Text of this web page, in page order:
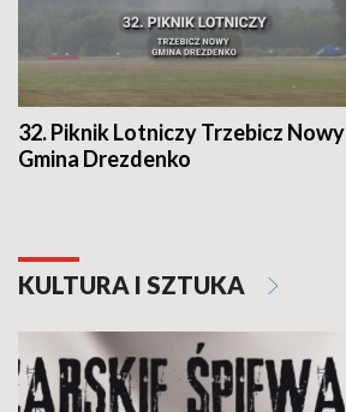
32. Piknik Lotniczy Trzebicz Nowy
Gmina Drezdenko
KULTURA I SZTUKA